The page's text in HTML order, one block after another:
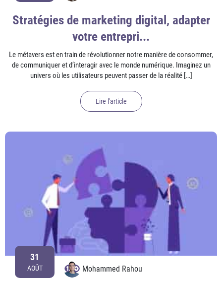
Stratégies de marketing digital, adapter
votre entrepri...
Le métavers est en train de révolutionner notre manière de consommer,
de communiquer et d’interagir avec le monde numérique. Imaginez un
univers où les utilisateurs peuvent passer de la réalité […]
Lire l'article
31
AOÛT Mohammed Rahou